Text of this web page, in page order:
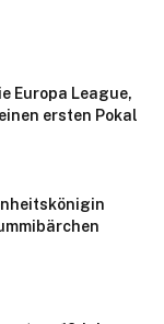
Europa League,
ersten Pokal